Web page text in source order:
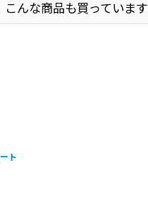
んな商品も買っています
ト